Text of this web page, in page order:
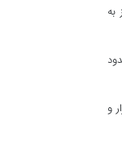
به
حدود
یک‌هزار و